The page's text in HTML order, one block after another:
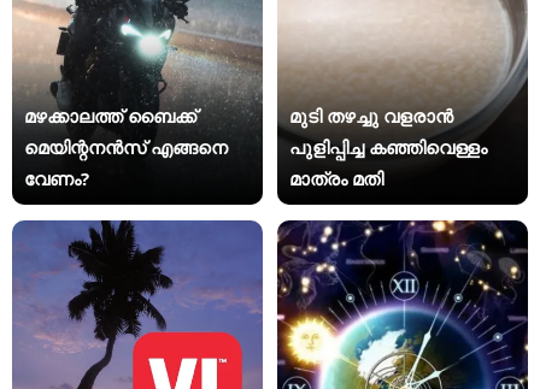
മഴക്കാലത്ത് ബൈക്ക്
മെയിന്റനൻസ് എങ്ങനെ
വേണം?
മുടി തഴച്ചു വളരാൻ
പുളിപ്പിച്ച കഞ്ഞിവെള്ളം
മാത്രം മതി